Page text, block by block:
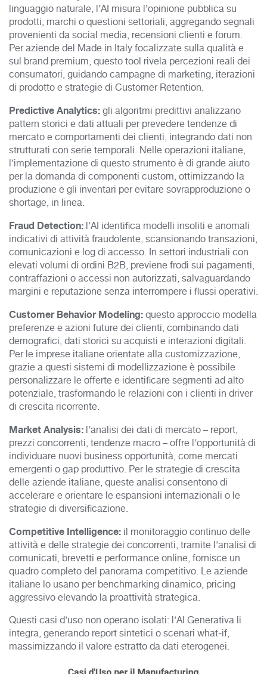
linguaggio naturale, l’AI misura l’opinione pubblica su
prodotti, marchi o questioni settoriali, aggregando segnali
provenienti da social media, recensioni clienti e forum.
Per aziende del Made in Italy focalizzate sulla qualità e
sul brand premium, questo tool rivela percezioni reali dei
consumatori, guidando campagne di marketing, iterazioni
di prodotto e strategie di Customer Retention.​
Predictive Analytics:gli algoritmi predittivi analizzano
pattern storici e dati attuali per prevedere tendenze di
mercato e comportamenti dei clienti, integrando dati non
strutturati con serie temporali. Nelle operazioni italiane,
l’implementazione di questo strumento è di grande aiuto
per la domanda di componenti custom, ottimizzando la
produzione e gli inventari per evitare sovrapproduzione o
shortage, in linea.
Fraud Detection: l’AI identifica modelli insoliti e anomali
indicativi di attività fraudolente, scansionando transazioni,
comunicazioni e log di accesso. In settori industriali con
elevati volumi di ordini B2B, previene frodi sui pagamenti,
contraffazioni o accessi non autorizzati, salvaguardando
margini e reputazione senza interrompere i flussi operativi.​
Customer Behavior Modeling:questo approccio modella
preferenze e azioni future dei clienti, combinando dati
demografici, dati storici su acquisti e interazioni digitali.
Per le imprese italiane orientate alla customizzazione,
grazie a questi sistemi di modellizzazione è possibile
personalizzare le offerte e identificare segmenti ad alto
potenziale, trasformando le relazioni con i clienti in driver
di crescita ricorrente.
Market Analysis: l’analisi dei dati di mercato – report,
prezzi concorrenti, tendenze macro – offre l’opportunità di
individuare nuovi business opportunità, come mercati
emergenti o gap produttivo. Per le strategie di crescita
delle aziende italiane, queste analisi consentono di
accelerare e orientare le espansioni internazionali o le
strategie di diversificazione.
Competitive Intelligence: il monitoraggio continuo delle
attività e delle strategie dei concorrenti, tramite l’analisi di
comunicati, brevetti e performance online, fornisce un
quadro completo del panorama competitivo. Le aziende
italiane lo usano per benchmarking dinamico, pricing
aggressivo elevando la proattività strategica.
Questi casi d’uso non operano isolati: l’AI Generativa li
integra, generando report sintetici o scenari what-if,
massimizzando il valore estratto da dati eterogenei.